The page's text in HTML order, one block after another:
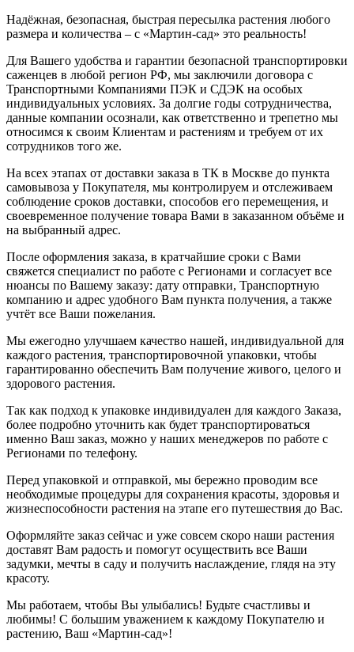
Надёжная, безопасная, быстрая пересылка растения любого
размера и количества – с «Мартин-сад» это реальность!
Для Вашего удобства и гарантии безопасной транспортировки
саженцев в любой регион РФ, мы заключили договора с
Транспортными Компаниями ПЭК и СДЭК на особых
индивидуальных условиях. За долгие годы сотрудничества,
данные компании осознали, как ответственно и трепетно мы
относимся к своим Клиентам и растениям и требуем от их
сотрудников того же.
На всех этапах от доставки заказа в ТК в Москве до пункта
самовывоза у Покупателя, мы контролируем и отслеживаем
соблюдение сроков доставки, способов его перемещения, и
своевременное получение товара Вами в заказанном объёме и
на выбранный адрес.
После оформления заказа, в кратчайшие сроки с Вами
свяжется специалист по работе с Регионами и согласует все
нюансы по Вашему заказу: дату отправки, Транспортную
компанию и адрес удобного Вам пункта получения, а также
учтёт все Ваши пожелания.
Мы ежегодно улучшаем качество нашей, индивидуальной для
каждого растения, транспортировочной упаковки, чтобы
гарантированно обеспечить Вам получение живого, целого и
здорового растения.
Так как подход к упаковке индивидуален для каждого Заказа,
более подробно уточнить как будет транспортироваться
именно Ваш заказ, можно у наших менеджеров по работе с
Регионами по телефону.
Перед упаковкой и отправкой, мы бережно проводим все
необходимые процедуры для сохранения красоты, здоровья и
жизнеспособности растения на этапе его путешествия до Вас.
Оформляйте заказ сейчас и уже совсем скоро наши растения
доставят Вам радость и помогут осуществить все Ваши
задумки, мечты в саду и получить наслаждение, глядя на эту
красоту.
Мы работаем, чтобы Вы улыбались! Будьте счастливы и
любимы! С большим уважением к каждому Покупателю и
растению, Ваш «Мартин-сад»!